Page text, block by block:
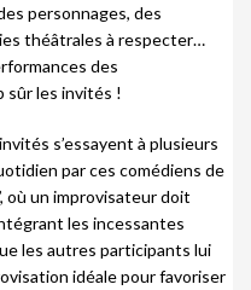
personnages, des
théâtrales à respecter…
des
sûr les invités !
s’essayent à plusieurs
par ces comédiens de
où un improvisateur doit
les incessantes
les autres participants lui
idéale pour favoriser